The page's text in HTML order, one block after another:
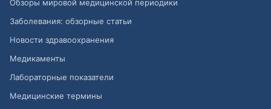
Обзоры мировой медицинской периодики
Заболевания: обзорные статьи
Новости здравоохранения
Медикаменты
Лабораторные показатели
Медицинские термины